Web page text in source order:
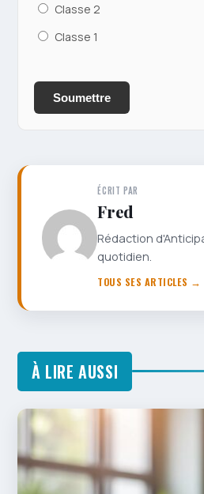
Classe 2
Classe 1
Soumettre
ÉCRIT PAR
Fred
Rédaction
quotidien.
TOUS SES ARTICLES →
À LIRE AUSSI